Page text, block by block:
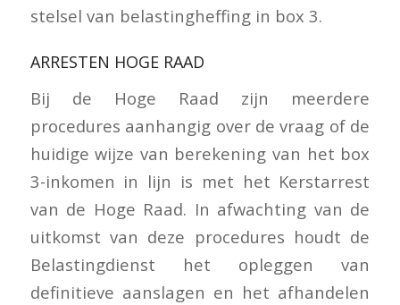
stelsel van belastingheffing in box 3.
ARRESTEN HOGE RAAD
Bij de Hoge Raad zijn meerdere
procedures aanhangig over de vraag of de
huidige wijze van berekening van het box
3-inkomen in lijn is met het Kerstarrest
van de Hoge Raad. In afwachting van de
uitkomst van deze procedures houdt de
Belastingdienst het opleggen van
definitieve aanslagen en het afhandelen